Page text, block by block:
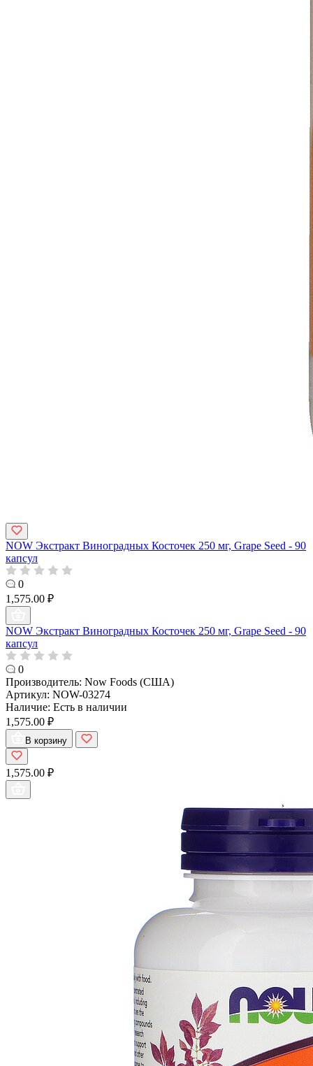
NOW Экстракт Виноградных Косточек 250 мг, Grape Seed - 90
капсул
0
1,575.00 ₽
NOW Экстракт Виноградных Косточек 250 мг, Grape Seed - 90
капсул
0
Производитель: Now Foods (США)
Артикул: NOW-03274
Наличие: Есть в наличии
1,575.00 ₽
В корзину
1,575.00 ₽